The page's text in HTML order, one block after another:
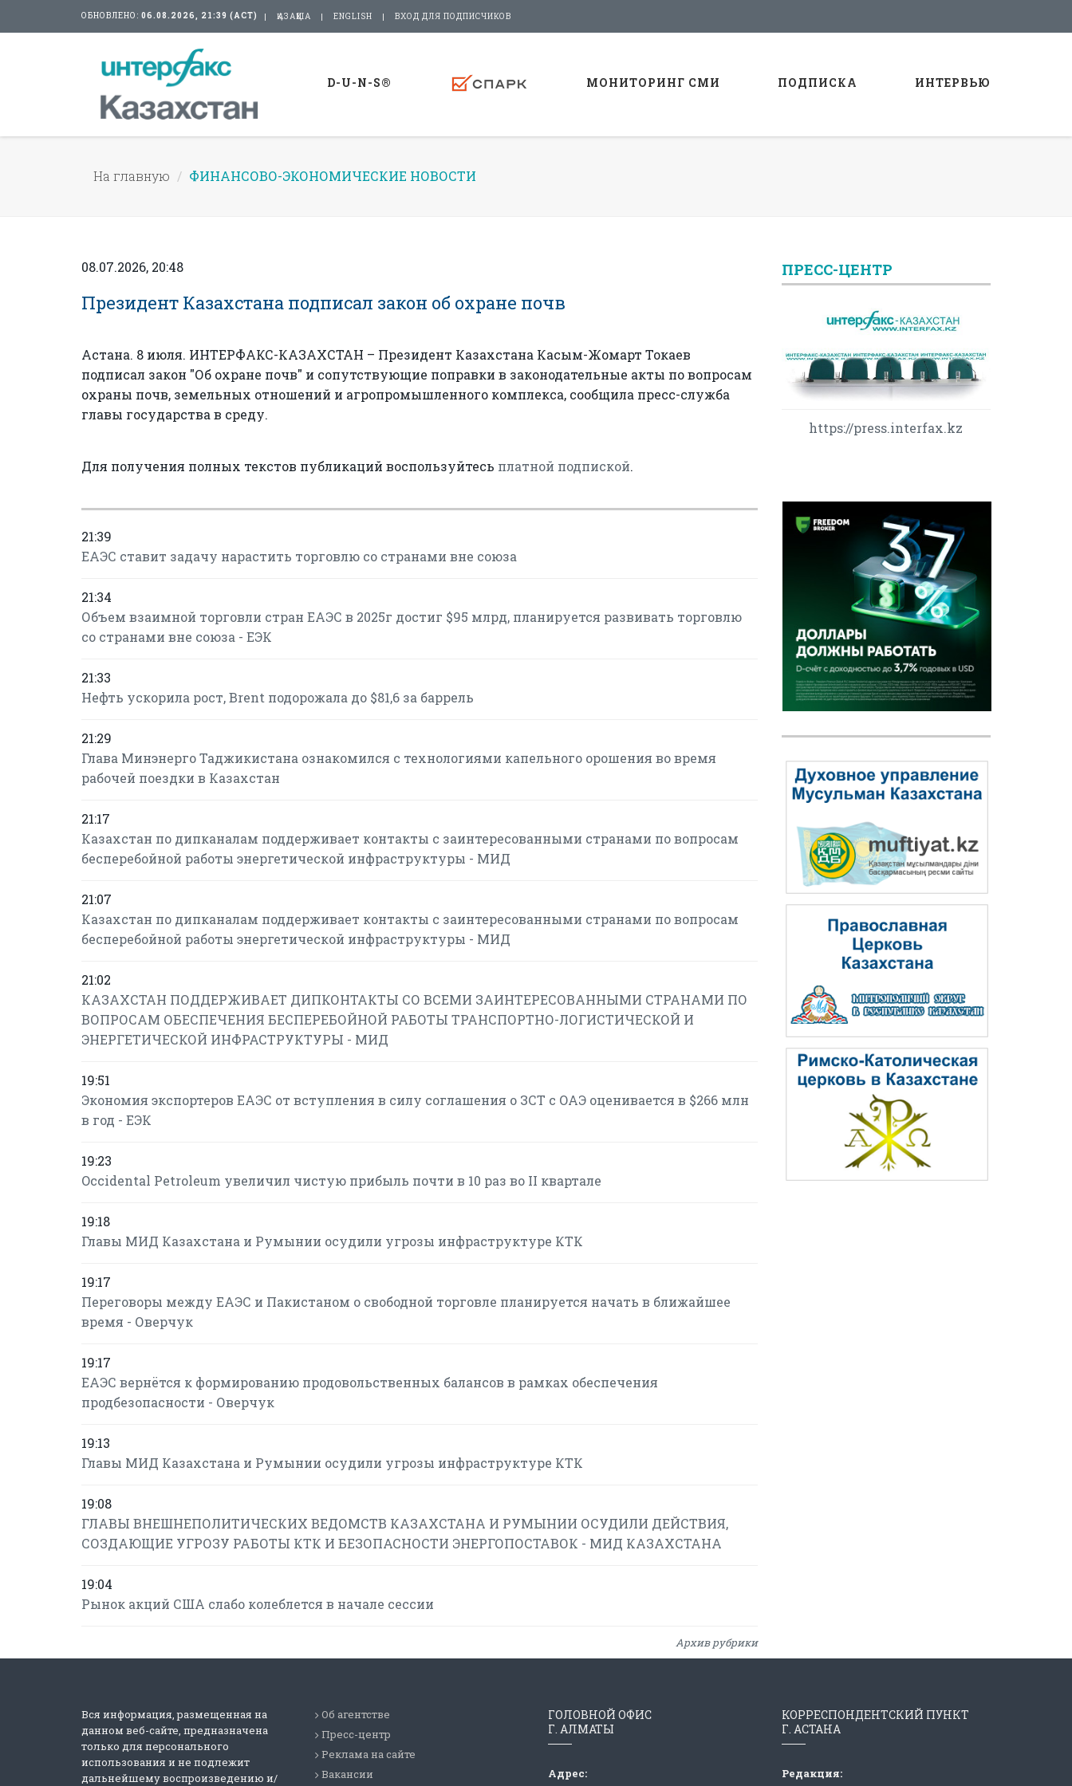
ОБНОВЛЕНО: 06.08.2026, 21:39 (АСТ) ҚАЗАҚША ENGLISH ВХОД ДЛЯ ПОДПИСЧИКОВ
D-U-N-S® МОНИТОРИНГ СМИ ПОДПИСКА ИНТЕРВЬЮ
На главную ФИНАНСОВО-ЭКОНОМИЧЕСКИЕ НОВОСТИ
08.07.2026, 20:48
Президент Казахстана подписал закон об охране почв
Астана. 8 июля. ИНТЕРФАКС-КАЗАХСТАН – Президент Казахстана Касым-Жомарт Токаев
подписал закон "Об охране почв" и сопутствующие поправки в законодательные акты по вопросам
охраны почв, земельных отношений и агропромышленного комплекса, сообщила пресс-служба
главы государства в среду.
Для получения полных текстов публикаций воспользуйтесь платной подпиской.
21:39
ЕАЭС ставит задачу нарастить торговлю со странами вне союза
21:34
Объем взаимной торговли стран ЕАЭС в 2025г достиг $95 млрд, планируется развивать торговлю
со странами вне союза - ЕЭК
21:33
Нефть ускорила рост, Brent подорожала до $81,6 за баррель
21:29
Глава Минэнерго Таджикистана ознакомился с технологиями капельного орошения во время
рабочей поездки в Казахстан
21:17
Казахстан по дипканалам поддерживает контакты с заинтересованными странами по вопросам
бесперебойной работы энергетической инфраструктуры - МИД
21:07
Казахстан по дипканалам поддерживает контакты с заинтересованными странами по вопросам
бесперебойной работы энергетической инфраструктуры - МИД
21:02
КАЗАХСТАН ПОДДЕРЖИВАЕТ ДИПКОНТАКТЫ СО ВСЕМИ ЗАИНТЕРЕСОВАННЫМИ СТРАНАМИ ПО
ВОПРОСАМ ОБЕСПЕЧЕНИЯ БЕСПЕРЕБОЙНОЙ РАБОТЫ ТРАНСПОРТНО-ЛОГИСТИЧЕСКОЙ И
ЭНЕРГЕТИЧЕСКОЙ ИНФРАСТРУКТУРЫ - МИД
19:51
Экономия экспортеров ЕАЭС от вступления в силу соглашения о ЗСТ с ОАЭ оценивается в $266 млн
в год - ЕЭК
19:23
Occidental Petroleum увеличил чистую прибыль почти в 10 раз во II квартале
19:18
Главы МИД Казахстана и Румынии осудили угрозы инфраструктуре КТК
19:17
Переговоры между ЕАЭС и Пакистаном о свободной торговле планируется начать в ближайшее
время - Оверчук
19:17
ЕАЭС вернётся к формированию продовольственных балансов в рамках обеспечения
продбезопасности - Оверчук
19:13
Главы МИД Казахстана и Румынии осудили угрозы инфраструктуре КТК
19:08
ГЛАВЫ ВНЕШНЕПОЛИТИЧЕСКИХ ВЕДОМСТВ КАЗАХСТАНА И РУМЫНИИ ОСУДИЛИ ДЕЙСТВИЯ,
СОЗДАЮЩИЕ УГРОЗУ РАБОТЫ КТК И БЕЗОПАСНОСТИ ЭНЕРГОПОСТАВОК - МИД КАЗАХСТАНА
19:04
Рынок акций США слабо колеблется в начале сессии
Архив рубрики
ПРЕСС-ЦЕНТР
https://press.interfax.kz
Вся информация, размещенная на
данном веб-сайте, предназначена
только для персонального
использования и не подлежит
дальнейшему воспроизведению и/
Об агентстве
Пресс-центр
Реклама на сайте
Вакансии
ГОЛОВНОЙ ОФИС
Г. АЛМАТЫ
Адрес:
КОРРЕСПОНДЕНТСКИЙ ПУНКТ
Г. АСТАНА
Редакция: